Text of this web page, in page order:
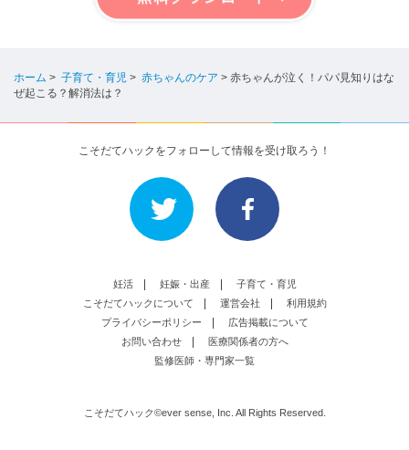
ホーム > 子育て・育児 > 赤ちゃんのケア > 赤ちゃんが泣く！パパ見知りはな
ぜ起こる？解消法は？
こそだてハックをフォローして情報を受け取ろう！
妊活 妊娠・出産
子育て・育児
こそだてハックについて
運営会社
利用規約
プライバシーポリシー
広告掲載について
お問い合わせ
医療関係者の方へ
監修医師・専門家一覧
こそだてハック©ever sense, Inc. All Rights Reserved.